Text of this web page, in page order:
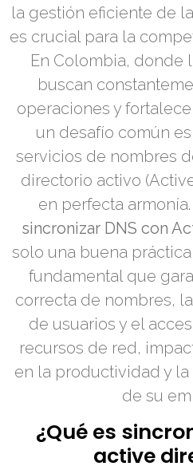
la gestión eficiente de
es crucial para la
En Colombia, donde
buscan
operaciones y
un desafío común
servicios de nombres
directorio activo
en perfecta
sincronizar DNS con
solo una buena
fundamental que
correcta de nombres,
de usuarios y el
recursos de red,
en la productividad y
de su
¿Qué es
active